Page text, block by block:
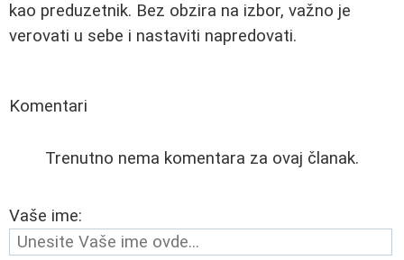
kao preduzetnik. Bez obzira na izbor, važno je
verovati u sebe i nastaviti napredovati.
Komentari
Trenutno nema komentara za ovaj članak.
Vaše ime: